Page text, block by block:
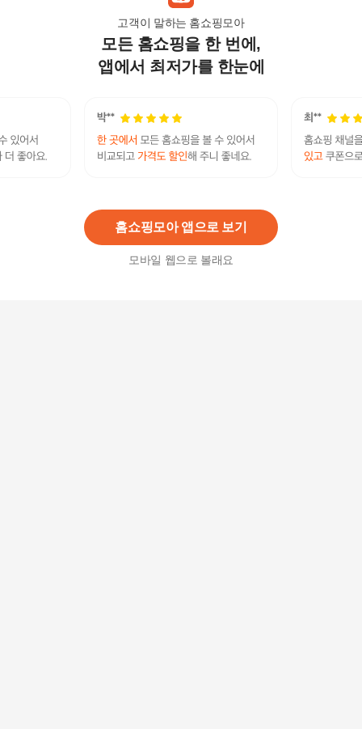
고객이 말하는 홈쇼핑모아
모든 홈쇼핑을 한 번에,
앱에서 최저가를 한눈에
홈쇼핑모아 앱으로 보기
모바일 웹으로 볼래요
톤 앤 톤업선크림
8,900 원
에끌라두 톤업커버 민낯 선크림 70g